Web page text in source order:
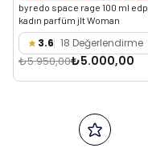
byredo space rage 100 ml edp
kadın parfüm jlt Woman
3.6 18 Değerlendirme
₺5.950,00₺5.000,00